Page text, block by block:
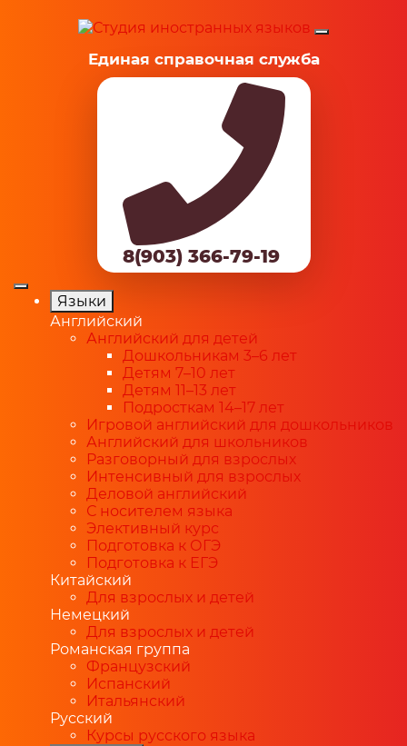
Единая справочная служба
8(903) 366-79-19
Языки
Английский
Английский для детей
Дошкольникам 3–6 лет
Детям 7–10 лет
Детям 11–13 лет
Подросткам 14–17 лет
Игровой английский для дошкольников
Английский для школьников
Разговорный для взрослых
Интенсивный для взрослых
Деловой английский
С носителем языка
Элективный курс
Подготовка к ОГЭ
Подготовка к ЕГЭ
Китайский
Для взрослых и детей
Немецкий
Для взрослых и детей
Романская группа
Французский
Испанский
Итальянский
Русский
Курсы русского языка